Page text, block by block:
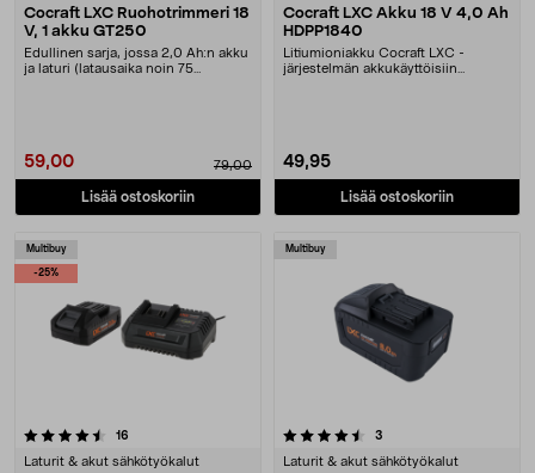
Cocraft LXC Ruohotrimmeri 18
V, 1 akku GT250
Edullinen sarja, jossa 2,0 Ah:n akku
ja laturi (latausaika noin 75
59,00 79,00
Lisää ostoskoriin
Cocraft LXC Akku 18 V 4,0 Ah
HDPP1840
Litiumioniakku Cocraft LXC -
järjestelmän akkukäyttöisiin
49,95
Lisää ostoskoriin
Multibuy
-25%
16
Laturit & akut sähkötyökalut
Multibuy
4.5 viidestä tähdestä 3
Laturit & akut sähkötyökalut